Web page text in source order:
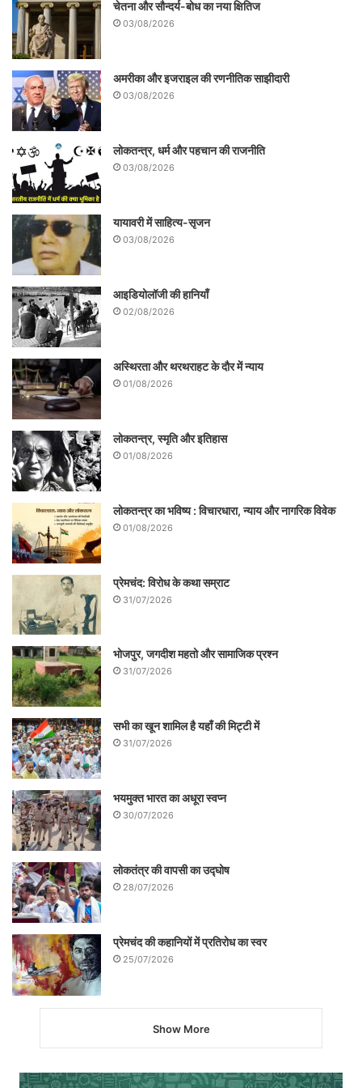
सोचे कि पत्रकारिता के पाठ्यक्रम में कैसी किताबें
पढ़ाई जानी चाहिए-यकीनन ‘भारतबोध का नया समय’
जैसी!!
पुस्तक : भारतबोध का नया समय
लेखक : प्रो. संजय द्विवेदी
मूल्य:500 रुपये
प्रकाशक : यश पब्लिकेशंस, 4754/23, अंसारी रोड़, दरियागंज, नई दिल्ली-110002
.
चेतना और सौन्दर्य-बोध का नया क्षितिज
03/08/2026
अमरीका और इजराइल की रणनीतिक साझीदारी
03/08/2026
लोकतन्त्र, धर्म और पहचान की राजनीति
03/08/2026
यायावरी में साहित्य-सृजन
03/08/2026
आइडियोलॉजी की हानियाँ
02/08/2026
अस्थिरता और थरथराहट के दौर में न्याय
01/08/2026
लोकतन्त्र, स्मृति और इतिहास
01/08/2026
लोकतन्त्र का भविष्य : विचारधारा, न्याय और नागरिक विवेक
01/08/2026
प्रेमचंद: विरोध के कथा सम्राट
31/07/2026
भोजपुर, जगदीश महतो और सामाजिक प्रश्न
31/07/2026
सभी का खून शामिल है यहाँ की मिट्टी में
31/07/2026
भयमुक्त भारत का अधूरा स्वप्न
30/07/2026
लोकतंत्र की वापसी का उद्घोष
28/07/2026
प्रेमचंद की कहानियों में प्रतिरोध का स्वर
25/07/2026
Show More